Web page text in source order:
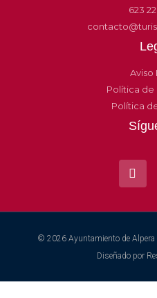
623
Aviso
Política de
Política
© 2026 Ayuntamiento de Alpera
Diseñado por